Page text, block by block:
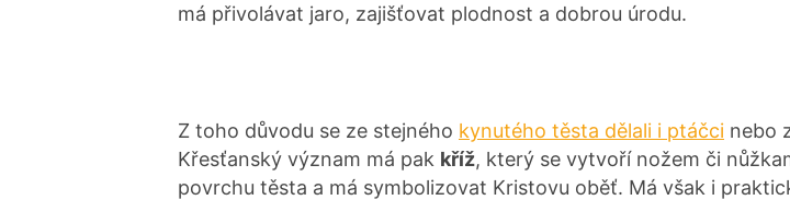
má přivolávat jaro, zajišťovat plodnost a dobrou úrodu.
Z toho důvodu se ze stejného kynutého těsta dělali i ptáčci nebo
Křesťanský význam má pak kříž, který se vytvoří nožem či
povrchu těsta a má symbolizovat Kristovu oběť. Má však i